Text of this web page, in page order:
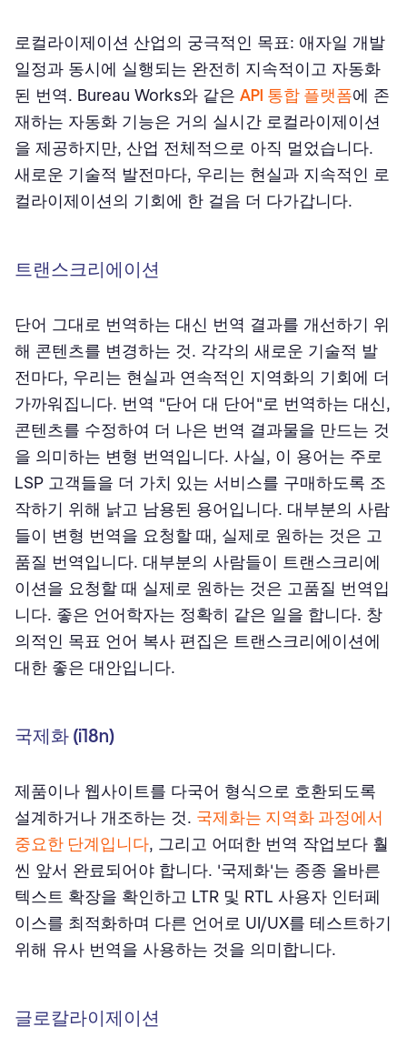
로컬라이제이션 산업의 궁극적인 목표: 애자일 개발
일정과 동시에 실행되는 완전히 지속적이고 자동화
된 번역. Bureau Works와 같은 API 통합 플랫폼에 존
재하는 자동화 기능은 거의 실시간 로컬라이제이션
을 제공하지만, 산업 전체적으로 아직 멀었습니다.
새로운 기술적 발전마다, 우리는 현실과 지속적인 로
컬라이제이션의 기회에 한 걸음 더 다가갑니다.
트랜스크리에이션
단어 그대로 번역하는 대신 번역 결과를 개선하기 위
해 콘텐츠를 변경하는 것. 각각의 새로운 기술적 발
전마다, 우리는 현실과 연속적인 지역화의 기회에 더
가까워집니다. 번역 "단어 대 단어"로 번역하는 대신,
콘텐츠를 수정하여 더 나은 번역 결과물을 만드는 것
을 의미하는 변형 번역입니다. 사실, 이 용어는 주로
LSP 고객들을 더 가치 있는 서비스를 구매하도록 조
작하기 위해 낡고 남용된 용어입니다. 대부분의 사람
들이 변형 번역을 요청할 때, 실제로 원하는 것은 고
품질 번역입니다. 대부분의 사람들이 트랜스크리에
이션을 요청할 때 실제로 원하는 것은 고품질 번역입
니다. 좋은 언어학자는 정확히 같은 일을 합니다. 창
의적인 목표 언어 복사 편집은 트랜스크리에이션에
대한 좋은 대안입니다.
국제화 (i18n)
제품이나 웹사이트를 다국어 형식으로 호환되도록
설계하거나 개조하는 것. 국제화는 지역화 과정에서
중요한 단계입니다, 그리고 어떠한 번역 작업보다 훨
씬 앞서 완료되어야 합니다. '국제화'는 종종 올바른
텍스트 확장을 확인하고 LTR 및 RTL 사용자 인터페
이스를 최적화하며 다른 언어로 UI/UX를 테스트하기
위해 유사 번역을 사용하는 것을 의미합니다.
글로칼라이제이션